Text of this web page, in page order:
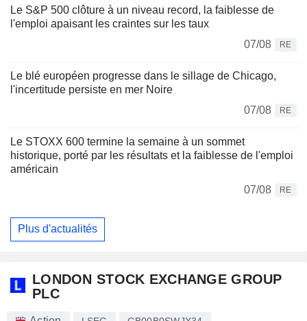
Le S&P 500 clôture à un niveau record, la faiblesse de
l'emploi apaisant les craintes sur les taux
07/08
RE
Le blé européen progresse dans le sillage de Chicago,
l'incertitude persiste en mer Noire
07/08
RE
Le STOXX 600 termine la semaine à un sommet
historique, porté par les résultats et la faiblesse de l'emploi
américain
07/08
RE
Plus d'actualités
LONDON STOCK EXCHANGE GROUP
PLC